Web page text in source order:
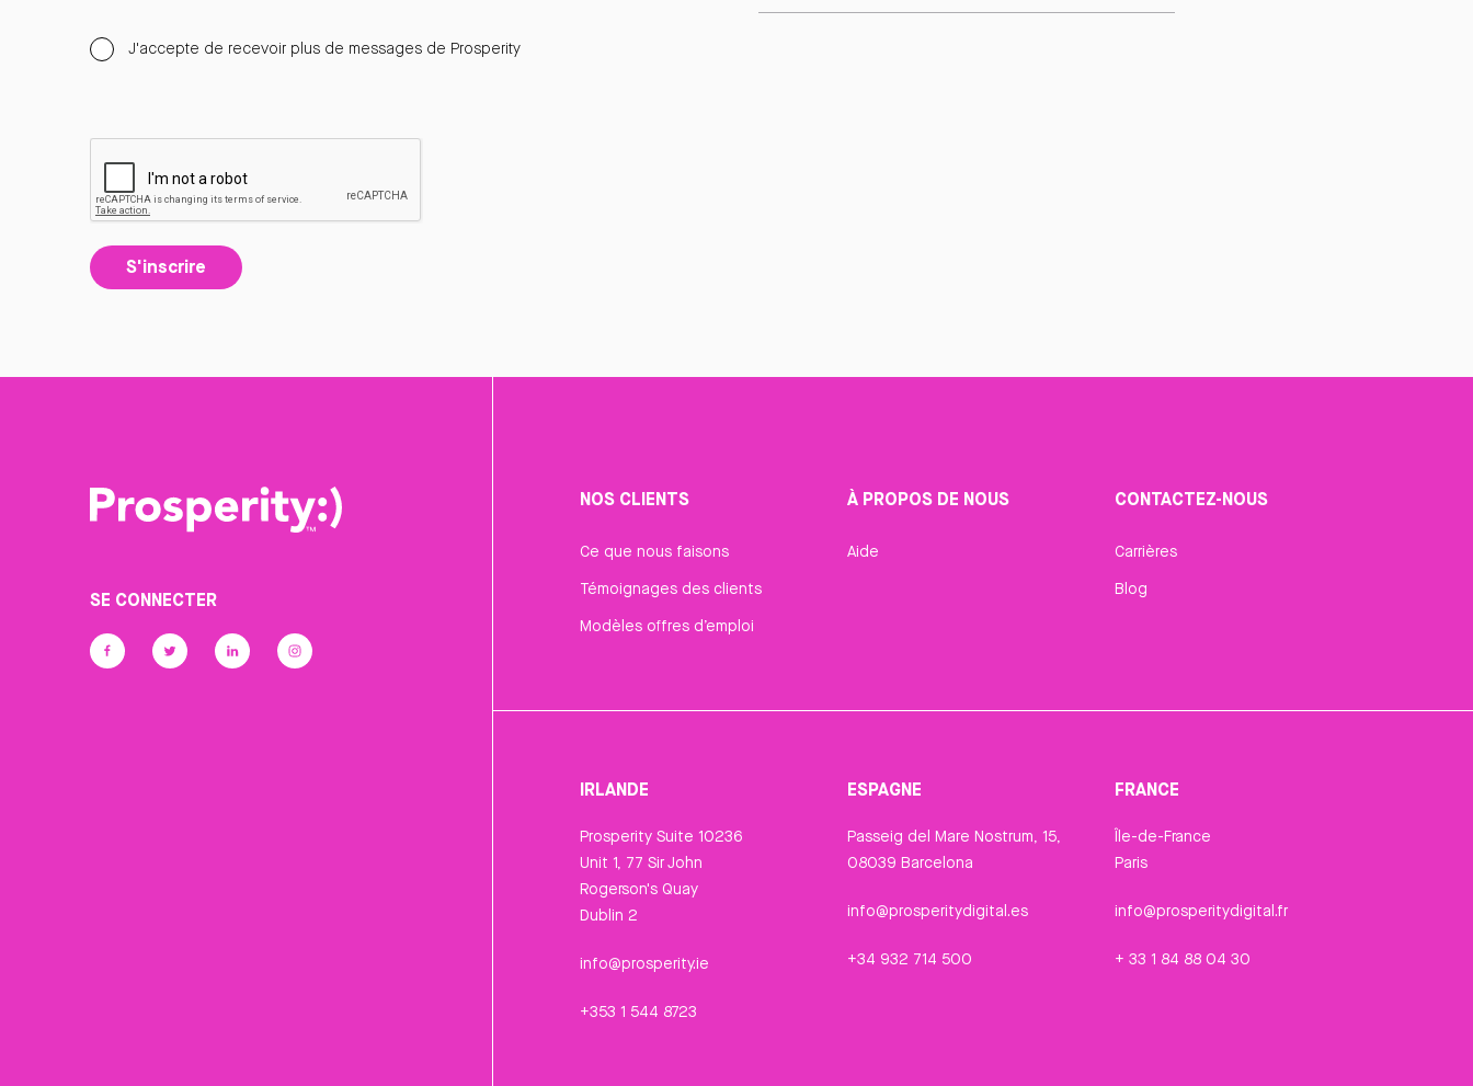
J'accepte de recevoir plus de messages de Prosperity
S'inscrire
SE CONNECTER
NOS CLIENTS
Ce que nous faisons
Témoignages des clients
Modèles offres d’emploi
À PROPOS DE NOUS
Aide
CONTACTEZ-NOUS
Carrières
Blog
IRLANDE
Prosperity Suite 10236
Unit 1, 77 Sir John
Rogerson's Quay
Dublin 2
info@prosperity.ie
+353 1 544 8723
ESPAGNE
Passeig del Mare Nostrum, 15,
08039 Barcelona
info@prosperitydigital.es
+34 932 714 500
FRANCE
Île-de-France
Paris
info@prosperitydigital.fr
+ 33 1 84 88 04 30